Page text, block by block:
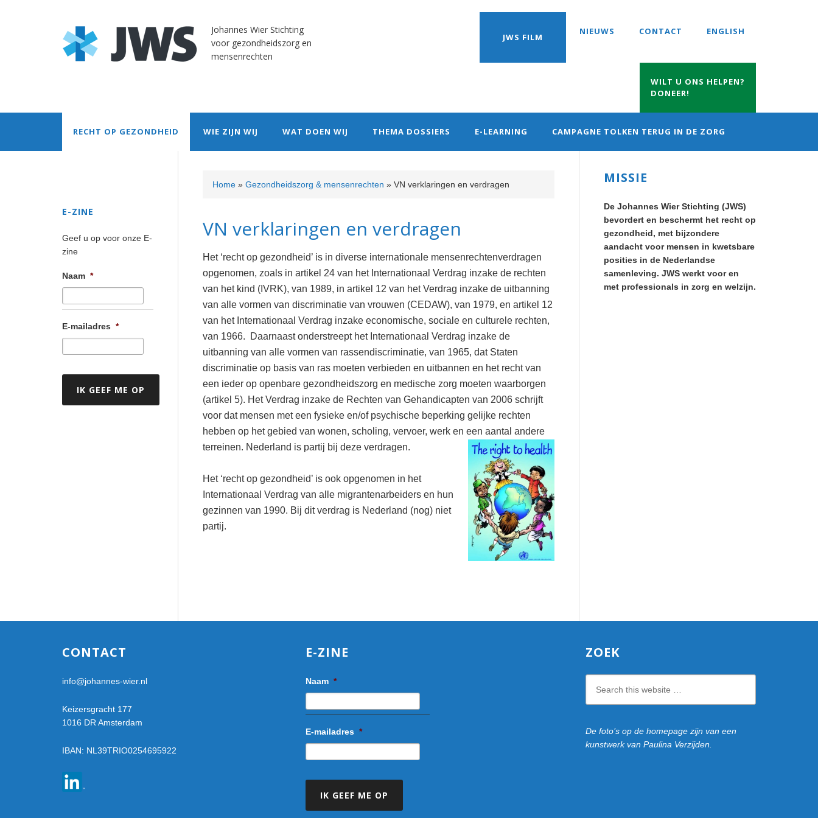
Johannes Wier Stichting
voor gezondheidszorg en
mensenrechten
JWS FILM
NIEUWS CONTACT ENGLISH
WILT U ONS HELPEN?
DONEER!
RECHT OP GEZONDHEID WIE ZIJN WIJ WAT DOEN WIJ THEMA DOSSIERS E-LEARNING CAMPAGNE TOLKEN TERUG IN DE ZORG
Home » Gezondheidszorg & mensenrechten » VN verklaringen en verdragen
VN verklaringen en verdragen
Het ‘recht op gezondheid’ is in diverse internationale mensenrechtenverdragen
opgenomen, zoals in artikel 24 van het Internationaal Verdrag inzake de rechten
van het kind (IVRK), van 1989, in artikel 12 van het Verdrag inzake de uitbanning
van alle vormen van discriminatie van vrouwen (CEDAW), van 1979, en artikel 12
van het Internationaal Verdrag inzake economische, sociale en culturele rechten,
van 1966. Daarnaast onderstreept het Internationaal Verdrag inzake de
uitbanning van alle vormen van rassendiscriminatie, van 1965, dat Staten
discriminatie op basis van ras moeten verbieden en uitbannen en het recht van
een ieder op openbare gezondheidszorg en medische zorg moeten waarborgen
(artikel 5). Het Verdrag inzake de Rechten van Gehandicapten van 2006 schrijft
voor dat mensen met een fysieke en/of psychische beperking gelijke rechten
hebben op het gebied van wonen, scholing, vervoer, werk en een aantal andere
terreinen. Nederland is partij bij deze verdragen.
Het ‘recht op gezondheid’ is ook opgenomen in het
Internationaal Verdrag van alle migrantenarbeiders en hun
gezinnen van 1990. Bij dit verdrag is Nederland (nog) niet
partij.
Primary
MISSIE
De Johannes Wier Stichting (JWS)
bevordert en beschermt het recht op
gezondheid, met bijzondere
aandacht voor mensen in kwetsbare
posities in de Nederlandse
samenleving. JWS werkt voor en
met professionals in zorg en welzijn.
E-ZINE
Geef u op voor onze E-
zine
Naam *
E-mailadres *
CONTACT
info@johannes-wier.nl
Keizersgracht 177
1016 DR Amsterdam
IBAN: NL39TRIO0254695922
E-ZINE
Naam *
E-mailadres *
ZOEK
this
website
De foto’s op de homepage zijn van een
kunstwerk van Paulina Verzijden.